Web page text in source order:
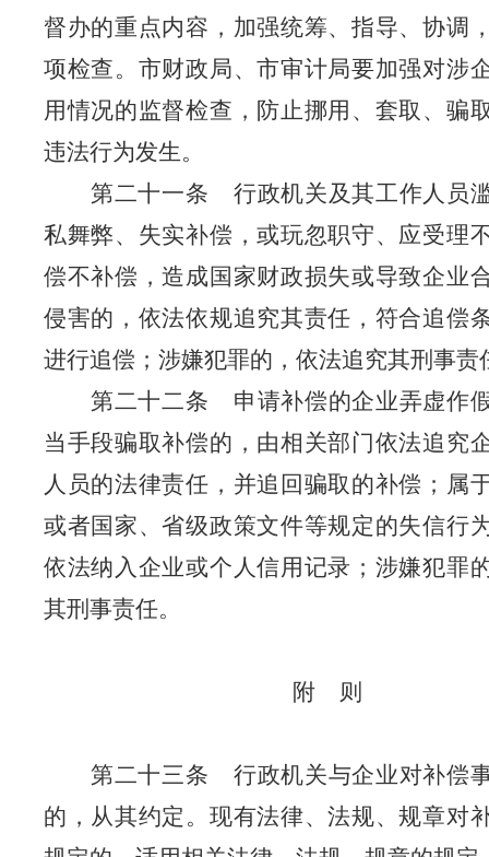
督办的重点内容，加强统筹、指导、协调
项检查。市财政局、市审计局要加强对涉
用情况的监督检查，防止挪用、套取、骗
违法行为发生。
第二十一条
行政机关及其工作人员
私舞弊、失实补偿，或玩忽职守、应受理
偿不补偿，造成国家财政损失或导致企业
侵害的，依法依规追究其责任，符合追偿
进行追偿；涉嫌犯罪的，依法追究其刑事责
第二十二条
申请补偿的企业弄虚作
当手段骗取补偿的，由相关部门依法追究
人员的法律责任，并追回骗取的补偿；属
或者国家、省级政策文件等规定的失信行
依法纳入企业或个人信用记录；涉嫌犯罪
其刑事责任。
附 则
第二十三条
行政机关与企业对补偿
的，从其约定。现有法律、法规、规章对